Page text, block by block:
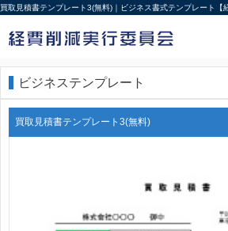
買取見積書テンプレート3(無料)｜ビジネス書式テンプレート【
ビジネステンプレート
買取見積書テンプレート3(無料)